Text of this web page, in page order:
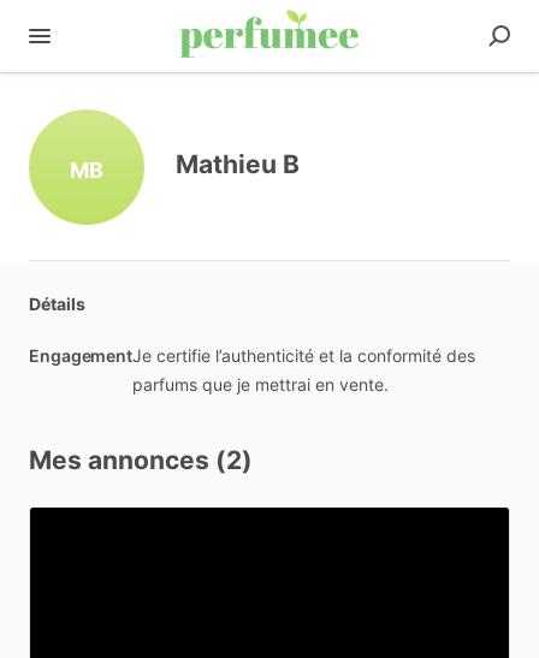
MB Mathieu B
Détails
EngagementJe certifie l’authenticité et la conformité des
parfums que je mettrai en vente.
Mes annonces (2)